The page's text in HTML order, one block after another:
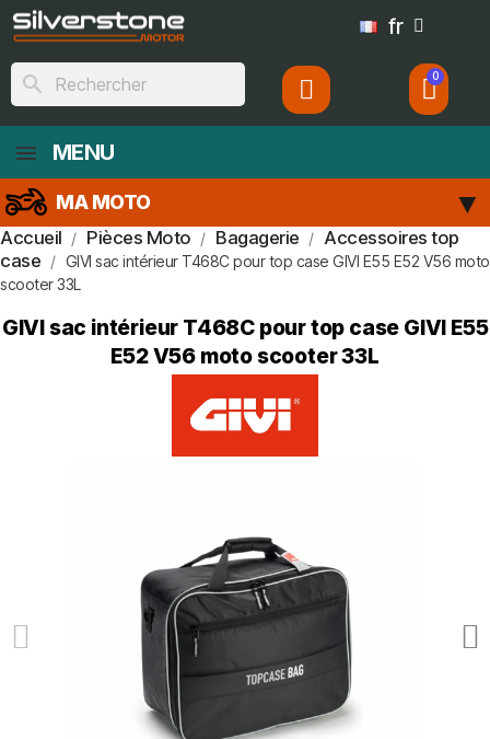
fr
search
MENU
MA MOTO
Accueil Pièces Moto Bagagerie
Accessoires top
case
GIVI sac intérieur T468C pour top case GIVI E55 E52 V56 moto
scooter 33L
GIVI sac intérieur T468C pour top case GIVI E55
E52 V56 moto scooter 33L